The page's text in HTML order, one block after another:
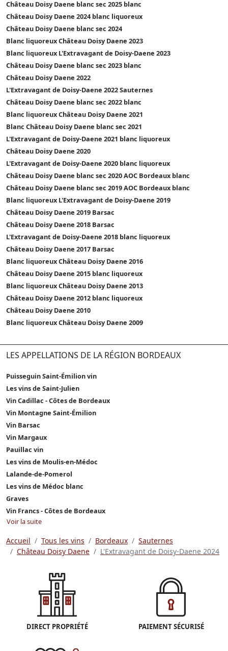
Château Doisy Daene blanc sec 2025 blanc
Château Doisy Daene 2024 blanc liquoreux
Château Doisy Daene blanc sec 2024
Blanc liquoreux Château Doisy Daene 2023
Blanc liquoreux L'Extravagant de Doisy-Daene 2023
Château Doisy Daene blanc sec 2023 blanc
Château Doisy Daene 2022
L'Extravagant de Doisy-Daene 2022 Sauternes
Château Doisy Daene blanc sec 2022 blanc
Blanc liquoreux Château Doisy Daene 2021
Blanc Château Doisy Daene blanc sec 2021
L'Extravagant de Doisy-Daene 2021 blanc liquoreux
Château Doisy Daene 2020
L'Extravagant de Doisy-Daene 2020 blanc liquoreux
Château Doisy Daene blanc sec 2020 AOC Bordeaux blanc
Château Doisy Daene blanc sec 2019 AOC Bordeaux blanc
Blanc liquoreux L'Extravagant de Doisy-Daene 2019
Château Doisy Daene 2019 Barsac
Château Doisy Daene 2018 Barsac
L'Extravagant de Doisy-Daene 2018 blanc liquoreux
Château Doisy Daene 2017 Barsac
Blanc liquoreux Château Doisy Daene 2016
Château Doisy Daene 2015 blanc liquoreux
Blanc liquoreux Château Doisy Daene 2013
Château Doisy Daene 2012 blanc liquoreux
Château Doisy Daene 2010
Blanc liquoreux Château Doisy Daene 2009
LES APPELLATIONS DE LA RÉGION BORDEAUX
Puisseguin Saint-Émilion vin
Les vins de Saint-Julien
Vin Cadillac - Côtes de Bordeaux
Vin Montagne Saint-Émilion
Vin Barsac
Vin Margaux
Pauillac vin
Les vins de Moulis-en-Médoc
Lalande-de-Pomerol
Les vins de Médoc blanc
Graves
Vin Francs - Côtes de Bordeaux
Voir la suite
Accueil Tous les vins Bordeaux
Sauternes
Château Doisy Daene
L'Extravagant de Doisy-Daene 2024
DIRECT PROPRIÉTÉ PAIEMENT SÉCURISÉ